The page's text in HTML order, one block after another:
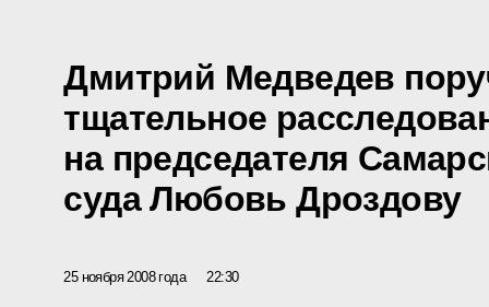
Дмитрий Медведев
тщательное
на председателя
суда Любовь Дроздову
25 ноября 2008 года 22:30